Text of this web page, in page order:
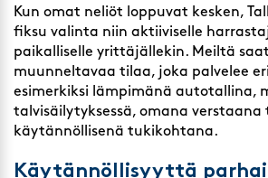
Kun omat neliöt loppuvat kesken,
fiksu valinta niin aktiiviselle
paikalliselle yrittäjällekin. Meiltä
muunneltavaa tilaa, joka palvelee
esimerkiksi lämpimänä autotallina,
talvisäilytyksessä, omana verstaana
käytännöllisenä tukikohtana.
Käytännöllisyyttä